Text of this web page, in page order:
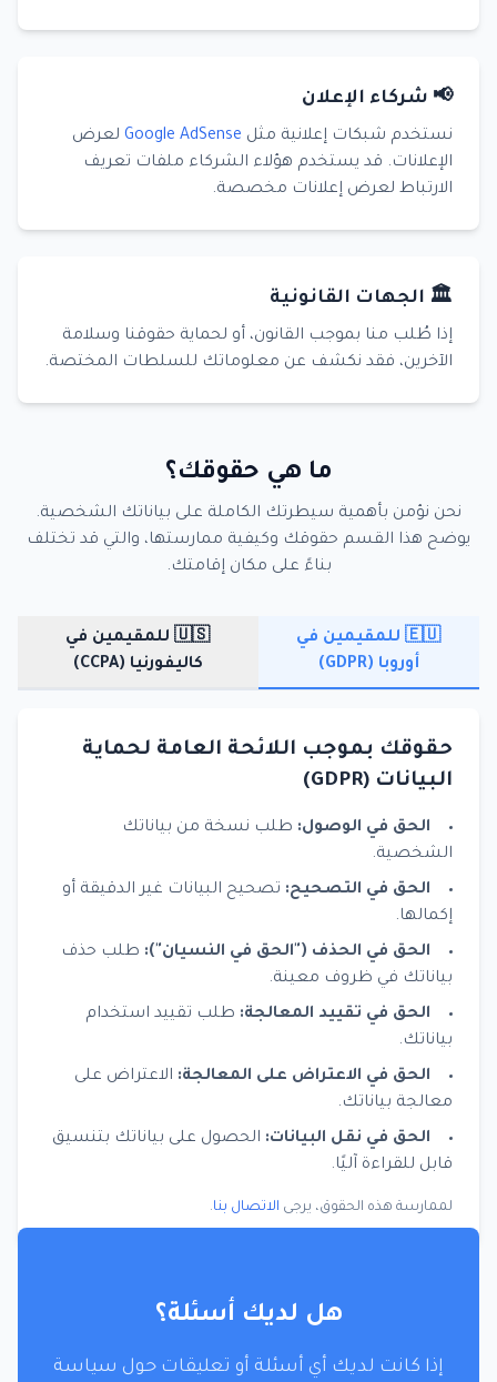
📢 شركاء الإعلان
نستخدم شبكات إعلانية مثل Google AdSense لعرض
الإعلانات. قد يستخدم هؤلاء الشركاء ملفات تعريف
الارتباط لعرض إعلانات مخصصة.
🏛️ الجهات القانونية
إذا طُلب منا بموجب القانون، أو لحماية حقوقنا وسلامة
الآخرين، فقد نكشف عن معلوماتك للسلطات المختصة.
ما هي حقوقك؟
نحن نؤمن بأهمية سيطرتك الكاملة على بياناتك الشخصية.
يوضح هذا القسم حقوقك وكيفية ممارستها، والتي قد تختلف
بناءً على مكان إقامتك.
🇪🇺 للمقيمين في
أوروبا (GDPR)
🇺🇸 للمقيمين في
كاليفورنيا (CCPA)
حقوقك بموجب اللائحة العامة لحماية
البيانات (GDPR)
الحق في الوصول: طلب نسخة من بياناتك
الشخصية.
الحق في التصحيح: تصحيح البيانات غير الدقيقة أو
إكمالها.
الحق في الحذف ("الحق في النسيان"): طلب حذف
بياناتك في ظروف معينة.
الحق في تقييد المعالجة: طلب تقييد استخدام
بياناتك.
الحق في الاعتراض على المعالجة: الاعتراض على
معالجة بياناتك.
الحق في نقل البيانات: الحصول على بياناتك بتنسيق
قابل للقراءة آليًا.
لممارسة هذه الحقوق، يرجى الاتصال بنا.
هل لديك أسئلة؟
إذا كانت لديك أي أسئلة أو تعليقات حول سياسة